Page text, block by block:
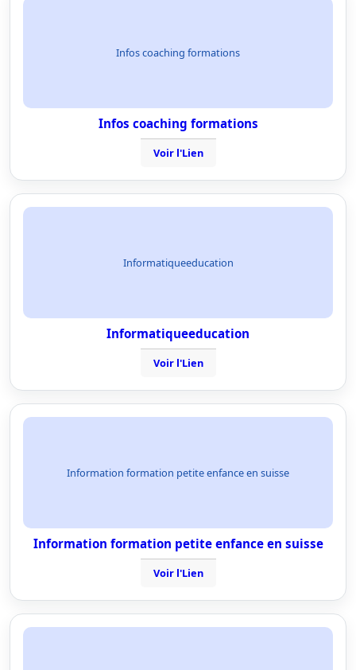
Infos coaching formations
Infos coaching formations
Voir l'Lien
Informatiqueeducation
Informatiqueeducation
Voir l'Lien
Information formation petite enfance en suisse
Information formation petite enfance en suisse
Voir l'Lien